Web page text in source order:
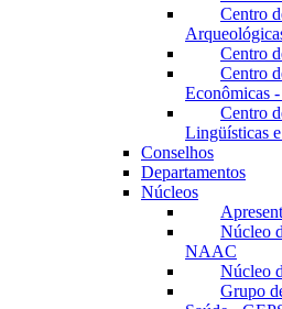
Centro
Centro
Centro
Econômicas
Centro
Lingüísticas
Conselhos
Departamentos
Núcleos
Núcleo
NAAC
Núcleo
Grupo